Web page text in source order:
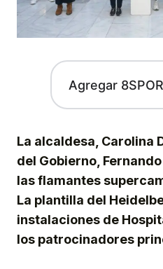
Agregar
La alcaldesa, Carolina
del Gobierno,
las flamantes
La plantilla del
instalaciones de
los patrocinadores